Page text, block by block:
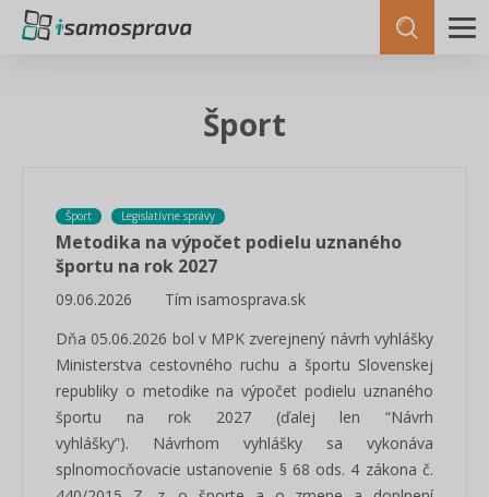
Šport
Šport Legislatívne správy
Metodika na výpočet podielu uznaného
športu na rok 2027
09.06.2026
Tím isamosprava.sk
Dňa 05.06.2026 bol v MPK zverejnený návrh vyhlášky
Ministerstva cestovného ruchu a športu Slovenskej
republiky o metodike na výpočet podielu uznaného
športu na rok 2027 (ďalej len “Návrh
vyhlášky”). Návrhom vyhlášky sa vykonáva
splnomocňovacie ustanovenie § 68 ods. 4 zákona č.